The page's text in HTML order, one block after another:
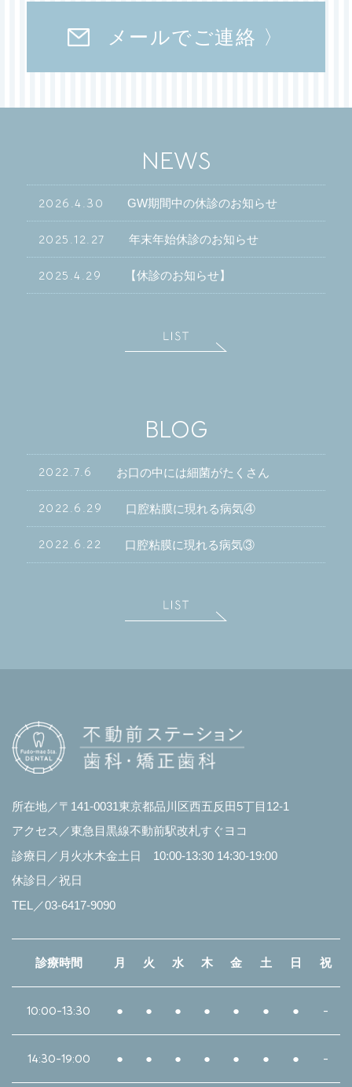
メールでご連絡 〉
NEWS
2026.4.30 GW期間中の休診のお知らせ
2025.12.27 年末年始休診のお知らせ
2025.4.29 【休診のお知らせ】
BLOG
2022.7.6 お口の中には細菌がたくさん
2022.6.29 口腔粘膜に現れる病気④
2022.6.22 口腔粘膜に現れる病気③
所在地／〒141-0031東京都品川区西五反田5丁目12-1
アクセス／東急目黒線不動前駅改札すぐヨコ
診療日／月火水木金土日 10:00-13:30 14:30-19:00
休診日／祝日
TEL／03-6417-9090
診療時間 月 火 水 木 金 土 日 祝
10:00-13:30 ● ● ● ● ● ● ● -
14:30-19:00 ● ● ● ● ● ● ● -